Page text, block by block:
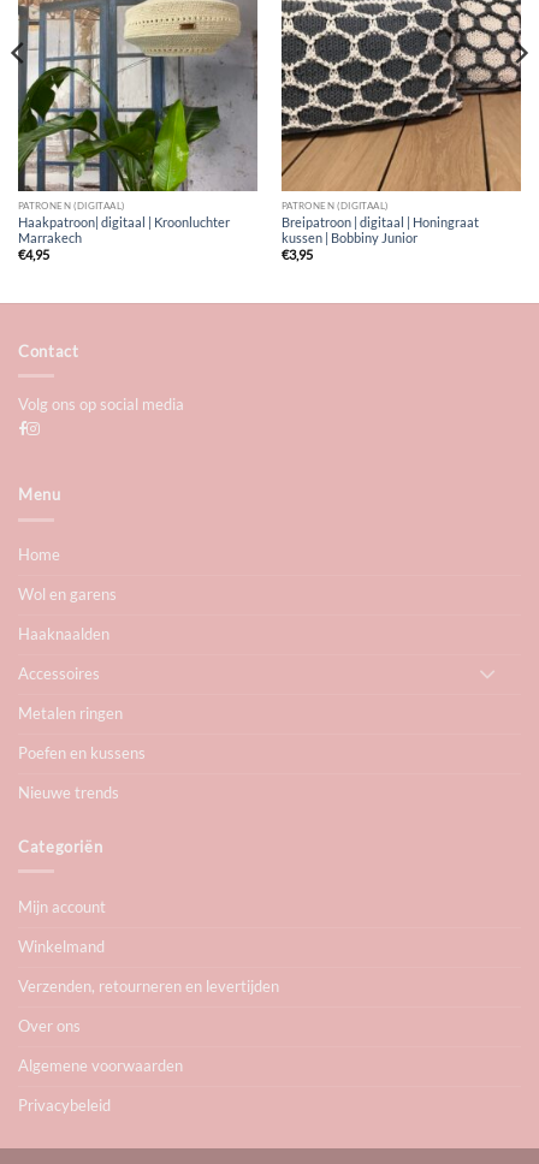
PATRONEN (DIGITAAL)
Haakpatroon| digitaal | Kroonluchter
Marrakech
€4,95
PATRONEN (DIGITAAL)
Breipatroon | digitaal | Honingraat
kussen | Bobbiny Junior
€3,95
Contact
Volg ons op social media
Menu
Home
Wol en garens
Haaknaalden
Accessoires
Metalen ringen
Poefen en kussens
Nieuwe trends
Categoriën
Mijn account
Winkelmand
Verzenden, retourneren en levertijden
Over ons
Algemene voorwaarden
Privacybeleid